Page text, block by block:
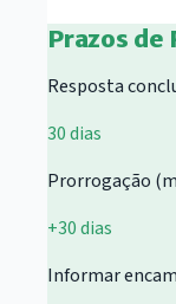
Prazos de
Resposta
30 dias
Prorrogação
+30 dias
Informar